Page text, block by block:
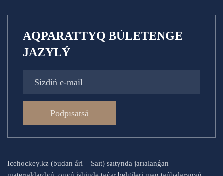
AQPARATTYQ BÚLETENGE
JAZYLÝ
Podpısatsá
Icehockey.kz (budan ári – Saıt) saıtynda jarıalanǵan